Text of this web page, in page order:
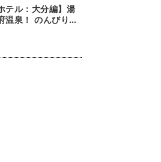
テル：大分編】湯
温泉！ のんびり名